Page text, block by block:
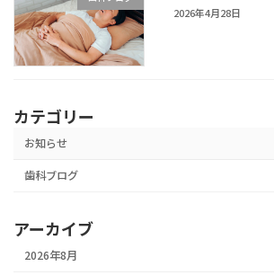
2026年4月28日
カテゴリー
お知らせ
歯科ブログ
アーカイブ
2026年8月